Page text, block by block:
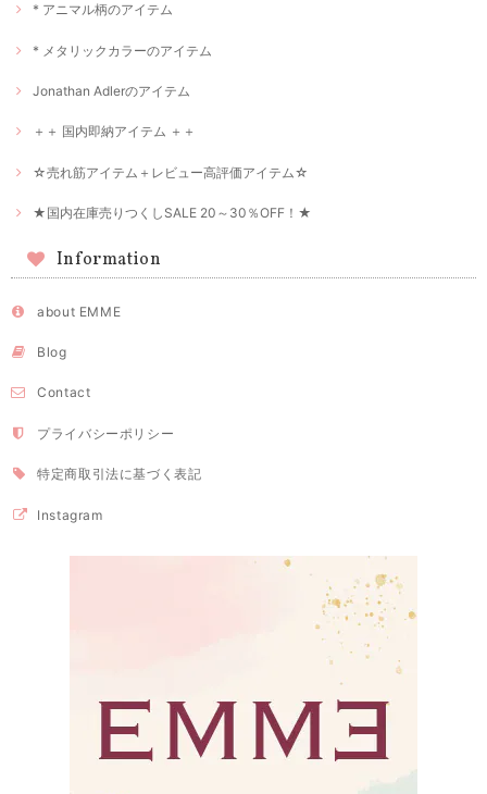
* アニマル柄のアイテム
* メタリックカラーのアイテム
Jonathan Adlerのアイテム
＋＋ 国内即納アイテム ＋＋
☆売れ筋アイテム＋レビュー高評価アイテム☆
★国内在庫売りつくしSALE 20～30％OFF！★
Information
about EMME
Blog
Contact
プライバシーポリシー
特定商取引法に基づく表記
Instagram